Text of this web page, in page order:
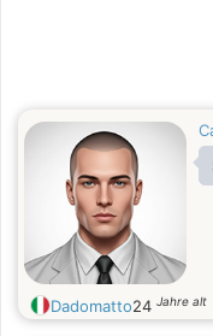
Dadomatto24 Jahre alt